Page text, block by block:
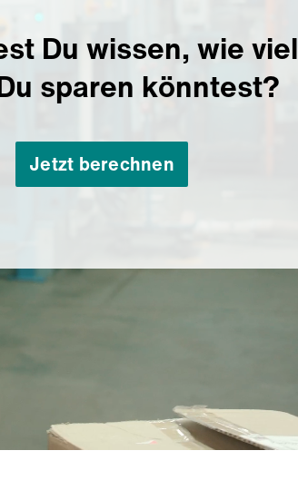
Du wissen, wie viel
sparen könntest?
Jetzt berechnen